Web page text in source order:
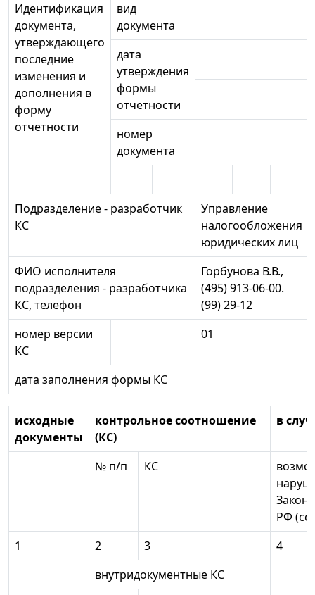
Идентификация
документа,
утверждающего
последние
изменения и
дополнения в
форму
отчетности
вид
документа
дата
утверждения
формы
отчетности
номер
документа
Подразделение - разработчик
КС
Управление
налогообложения
юридических лиц
ФИО исполнителя
подразделения - разработчика
КС, телефон
Горбунова В.В.,
(495) 913-06-00.
(99) 29-12
номер версии
КС
01
дата заполнения формы КС
исходные
документы
контрольное соотношение
(КС)
в
№ п/п КС
РФ
1
2 3
4
внутридокументные КС